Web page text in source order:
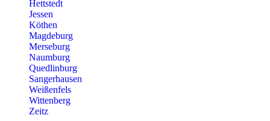
Hettstedt
Jessen
Köthen
Magdeburg
Merseburg
Naumburg
Quedlinburg
Sangerhausen
Weißenfels
Wittenberg
Zeitz